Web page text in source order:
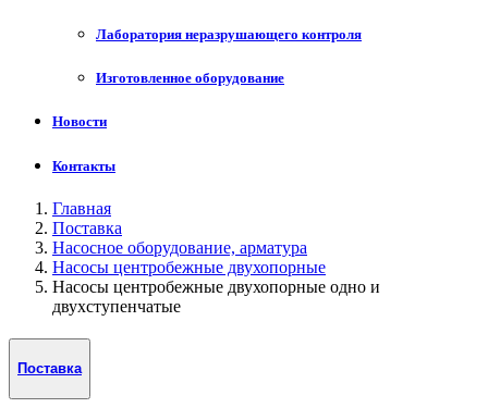
Лаборатория неразрушающего контроля
Изготовленное оборудование
Новости
Контакты
Главная
Поставка
Насосное оборудование, арматура
Насосы центробежные двухопорные
Насосы центробежные двухопорные одно и
двухступенчатые
Поставка